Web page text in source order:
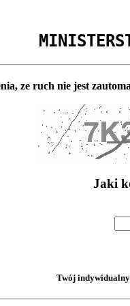
ze ruch nie jest
Jaki
Twój